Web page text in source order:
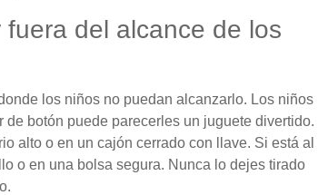
del alcance de los
los niños no puedan alcanzarlo. Los niños
botón puede parecerles un juguete divertido.
alto o en un cajón cerrado con llave. Si está al
o en una bolsa segura. Nunca lo dejes tirado